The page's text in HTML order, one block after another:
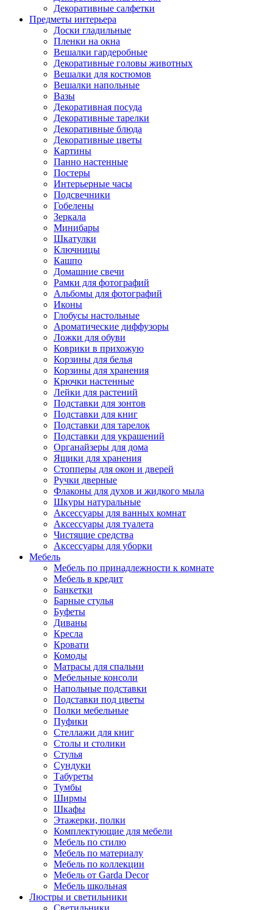
Декоративные салфетки
Предметы интерьера
Доски гладильные
Пленки на окна
Вешалки гардеробные
Декоративные головы животных
Вешалки для костюмов
Вешалки напольные
Вазы
Декоративная посуда
Декоративные тарелки
Декоративные блюда
Декоративные цветы
Картины
Панно настенные
Постеры
Интерьерные часы
Подсвечники
Гобелены
Зеркала
Минибары
Шкатулки
Ключницы
Кашпо
Домашние свечи
Рамки для фотографий
Альбомы для фотографий
Иконы
Глобусы настольные
Ароматические диффузоры
Ложки для обуви
Коврики в прихожую
Корзины для белья
Корзины для хранения
Крючки настенные
Лейки для растений
Подставки для зонтов
Подставки для книг
Подставки для тарелок
Подставки для украшений
Органайзеры для дома
Ящики для хранения
Стопперы для окон и дверей
Ручки дверные
Флаконы для духов и жидкого мыла
Шкуры натуральные
Аксессуары для ванных комнат
Аксессуары для туалета
Чистящие средства
Аксессуары для уборки
Мебель
Мебель по принадлежности к комнате
Мебель в кредит
Банкетки
Барные стулья
Буфеты
Диваны
Кресла
Кровати
Комоды
Матрасы для спальни
Мебельные консоли
Напольные подставки
Подставки под цветы
Полки мебельные
Пуфики
Стеллажи для книг
Столы и столики
Стулья
Сундуки
Табуреты
Тумбы
Ширмы
Шкафы
Этажерки, полки
Комплектующие для мебели
Мебель по стилю
Мебель по материалу
Мебель по коллекции
Мебель от Garda Decor
Мебель школьная
Люстры и светильники
Светильники